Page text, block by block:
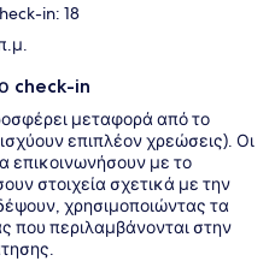
in: 18
check-in
μεταφορά από το
επιπλέον χρεώσεις). Οι
επικοινωνήσουν με το
στοιχεία σχετικά με την
χρησιμοποιώντας τα
που περιλαμβάνονται στην